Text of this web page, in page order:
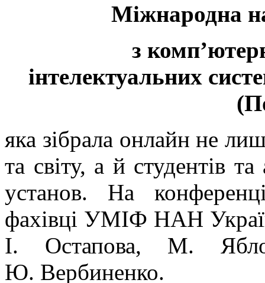
Міжнародна
з
інтелектуальних
яка зібрала онлайн не
та світу, а й студентів
установ. На
фахівці УМІФ НАН
І. Остапова, М.
Ю. Вербиненко.